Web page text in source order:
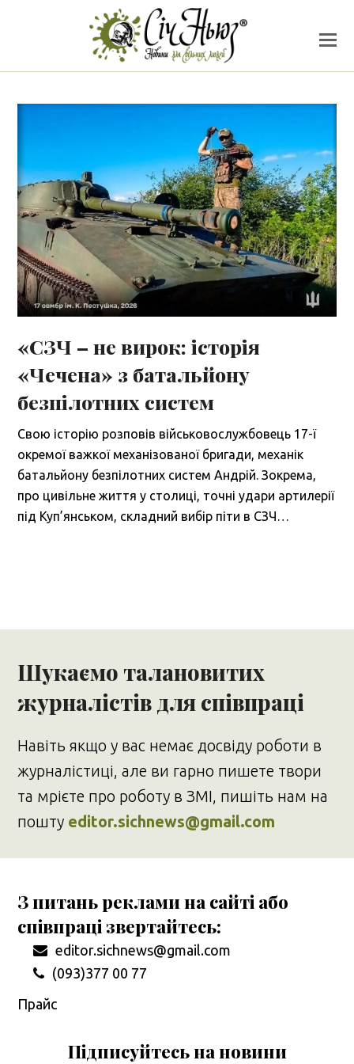
«СЗЧ – не вирок: історія
«Чечена» з батальйону
безпілотних систем
Свою історію розповів військовослужбовець 17-ї
окремої важкої механізованої бригади, механік
батальйону безпілотних систем Андрій. Зокрема,
про цивільне життя у столиці, точні удари артилерії
під Куп’янськом, складний вибір піти в СЗЧ…
Шукаємо талановитих
журналістів для співпраці
Навіть якщо у вас немає досвіду роботи в
журналістиці, але ви гарно пишете твори
та мрієте про роботу в ЗМІ, пишіть нам на
пошту editor.sichnews@gmail.com
З питань реклами на сайті або
співпраці звертайтесь:
editor.sichnews@gmail.com
(093)377 00 77
Прайс
Підписуйтесь на новини